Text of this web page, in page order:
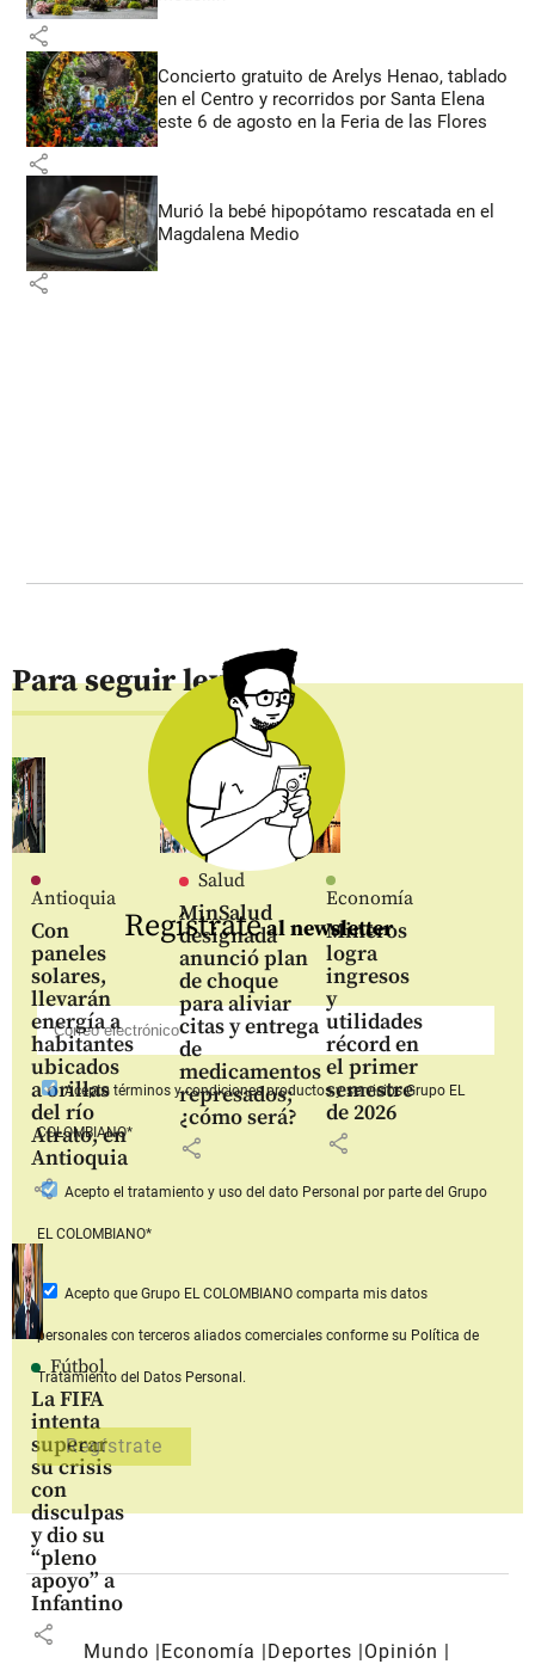
share
Concierto gratuito de Arelys Henao, tablado
en el Centro y recorridos por Santa Elena
este 6 de agosto en la Feria de las Flores
share
Murió la bebé hipopótamo rescatada en el
Magdalena Medio
share
Para seguir leyendo
Antioquia
Con
paneles
solares,
llevarán
energía a
habitantes
ubicados
a orillas
del río
Atrato, en
Antioquia
share
Salud
MinSalud
designada
anunció plan
de choque
para aliviar
citas y entrega
de
medicamentos
represados;
¿cómo será?
share
Economía
Mineros
logra
ingresos
y
utilidades
récord en
el primer
semestre
de 2026
share
Fútbol
La FIFA
intenta
superar
su crisis
con
disculpas
y dio su
“pleno
apoyo” a
Infantino
share
Regístrateal newsletter
Aceptotérminos y condiciones productos y serviciosGrupo EL
COLOMBIANO*
Acepto el tratamiento y uso del dato Personal por parte del Grupo
EL COLOMBIANO*
Acepto que Grupo EL COLOMBIANOcomparta mis datos
personales con terceros aliados comerciales conforme su Política de
Tratamiento del Datos Personal.
Mundo Economía Deportes
Opinión